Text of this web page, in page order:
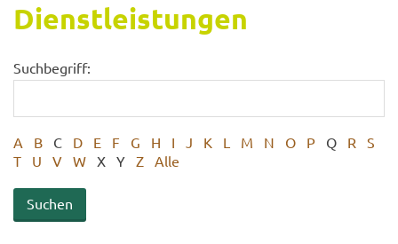
Dienst­leis­tun­gen
Suchbegriff:
A B C D E F G H I J K L M N O P Q R
S
T
U V W X Y Z Alle